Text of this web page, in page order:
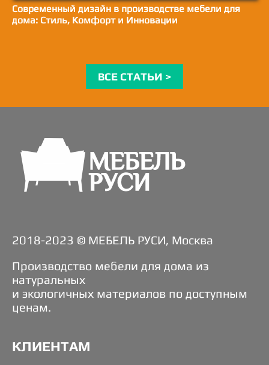
Современный дизайн в производстве мебели для
дома: Стиль, Комфорт и Инновации
ВСЕ СТАТЬИ >
2018-2023 © МЕБЕЛЬ РУСИ, Москва
Производство мебели для дома из
натуральных
и экологичных материалов по доступным
ценам.
КЛИЕНТАМ